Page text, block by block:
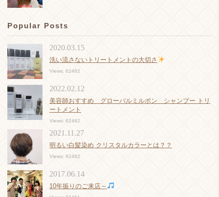
Popular Posts
洗い流さないトリートメントの大切さ
2020.03.15
Views: 62462
美容師おすすめ グローバルミルボン シャンプー トリ
ートメント
2022.02.12
Views: 62462
明るい白髪染め クリスタルカラーとは？？
2021.11.27
Views: 62462
10年振りのご来店～
2017.06.14